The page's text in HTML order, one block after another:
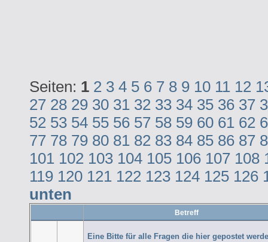
Seiten: 1 2 3 4 5 6 7 8 9 10 11 12
27 28 29 30 31 32 33 34 35 36 37
52 53 54 55 56 57 58 59 60 61 62
77 78 79 80 81 82 83 84 85 86 87
101 102 103 104 105 106 107 108
119 120 121 122 123 124 125 126
unten
Betreff
Eine Bitte für alle Fragen die hier gepostet